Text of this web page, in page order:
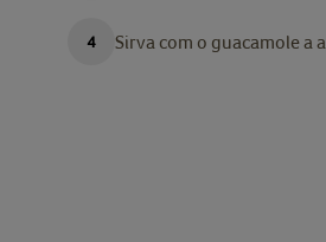
Sirva com o guacamole a